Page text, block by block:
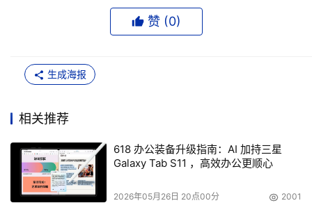
从技术摸高走向“技术摸高+工程创新”并行，将加速行业智
能化走深向实。昇腾深耕AI基础软硬件，面向新态势，基础
度开放，提升易用性且兼容业界主流生态。大模型训练方
能客户敏捷高效开发大模型；推理方面，通过打造开放、易
加速AI应用于千行万业，昇腾AI也与生态伙伴联合打造一体
化AI解决方案，使能客户开箱即用。目前，已有40+伙伴基
于昇腾发布DeepSeek一体机方案，落地多个行业场景。在
赞 (0)
生成海报
相关推荐
618 办公装备升级指南：AI 加持三星
Galaxy Tab S11 ，高效办公更顺心
2026年05月26日 20点00分 2001